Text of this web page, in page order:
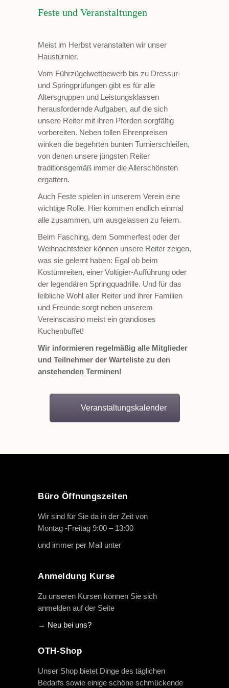
Feste und Veranstaltungen
Meist im Herbst veranstalten wir unser
Hausturnier.
Vom Führzügelwettbewerb bis zu Dressur-
und Springprüfungen gibt es für alle
Altersgruppen und Leistungsklassen
herausfordernde Aufgaben, auf die sich
unsere Reiter mit ihren Pferden sorgfältig
vorbereiten. Neben tollen Ehrenpreisen
winken die begehrten bunten Turnierschleifen,
von denen unsere jüngsten Reiter
traditionsgemäß immer die Allerschönsten
ergattern.
Auch Feste spielen in unserem Verein eine
wichtige Rolle. Hier kommen endlich einmal
alle zusammen, um ausgelassen zu feiern.
Beim Fasching, dem Sommerfest oder der
Weihnachtsfeier können unsere Reiter zeigen,
was sie gelernt haben: Egal ob beim
Kostümreiten, einer Voltigier-Aufführung oder
der legendären Springquadrille. Und für das
leibliche Wohl aller Reiter und ihrer Familien
und Freunde sorgt neben unserem
Vereinscasino meist ein grandioses
Kuchenbuffet!
Wir informieren regelmäßig alle Mitglieder
und Teilnehmer der Warteliste zu den
anstehenden Terminen!
Veranstaltungskalender
Büro Öffnungszeiten
Wir sind für Sie da in der Zeit von
Montag -Freitag 9:00 – 13:00
und immer per Mail unter
Anmeldung Kurse
Zu unseren Kursen können Sie sich
anmelden auf der Seite
→ Neu bei uns?
OTH-Shop
Unser Shop bietet Dinge des täglichen
Bedarfs sowie einige schöne schmückende